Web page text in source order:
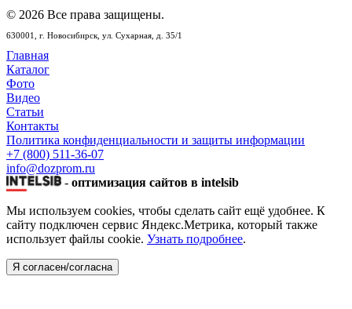
© 2026 Все права защищены.
630001, г. Новосибирск, ул. Сухарная, д. 35/1
Главная
Каталог
Фото
Видео
Статьи
Контакты
Политика конфиденциальности и защиты информации
+7 (800) 511-36-07
info@dozprom.ru
- оптимизация сайтов в intelsib
Мы используем cookies, чтобы сделать сайт ещё удобнее. К
сайту подключен сервис Яндекс.Метрика, который также
использует файлы cookie. Узнать подробнее.
Я согласен/согласна